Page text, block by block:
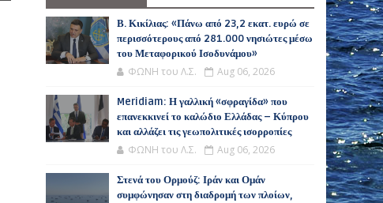
Β. Κικίλιας: «Πάνω από 23,2 εκατ. ευρώ σε
περισσότερους από 281.000 νησιώτες μέσω
του Μεταφορικού Ισοδυνάμου»
ΦΩΝΗ του Λ.Σ. Aug 06, 2026
Meridiam: Η γαλλική «σφραγίδα» που
επανεκκινεί το καλώδιο Ελλάδας – Κύπρου
και αλλάζει τις γεωπολιτικές ισορροπίες
ΦΩΝΗ του Λ.Σ. Aug 06, 2026
Στενά του Ορμούζ: Ιράν και Ομάν
συμφώνησαν στη διαδρομή των πλοίων,